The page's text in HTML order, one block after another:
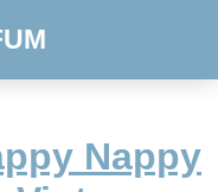
Nappy